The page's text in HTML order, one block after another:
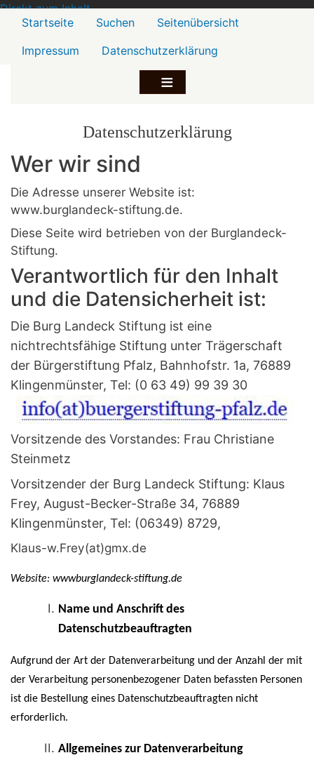
Direkt zum Inhalt
Menü2
Startseite Suchen
Seitenübersicht
Impressum
Datenschutzerklärung
Datenschutzerklärung
Wer wir sind
Die Adresse unserer Website ist:
www.burglandeck-stiftung.de.
Diese Seite wird betrieben von der Burglandeck-
Stiftung.
Verantwortlich für den Inhalt
und die Datensicherheit ist:
Die Burg Landeck Stiftung ist eine
nichtrechtsfähige Stiftung unter Trägerschaft
der Bürgerstiftung Pfalz, Bahnhofstr. 1a, 76889
Klingenmünster, Tel: (0 63 49) 99 39 30
Vorsitzende des Vorstandes: Frau Christiane
Steinmetz
Vorsitzender der Burg Landeck Stiftung: Klaus
Frey, August-Becker-Straße 34, 76889
Klingenmünster, Tel: (06349) 8729,
Klaus-w.Frey(at)gmx.de
Website: wwwburglandeck-stiftung.de
Name und Anschrift des
Datenschutzbeauftragten
Aufgrund der Art der Datenverarbeitung und der Anzahl der mit
der Verarbeitung personenbezogener Daten befassten Personen
ist die Bestellung eines Datenschutzbeauftragten nicht
erforderlich.
Allgemeines zur Datenverarbeitung